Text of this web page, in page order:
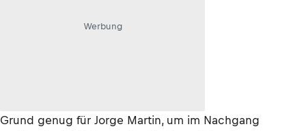
Werbung
Grund genug für Jorge Martin, um im Nachgang